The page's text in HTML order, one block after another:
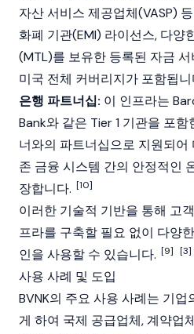
자산 서비스 제공업체(VASP)
화폐 기관(EMI) 라이선스, 다양
(MTL)를 보유한 등록된 자금
미국 전체 커버리지가 포함됩니
은행 파트너십: 이 인프라는
Bank와 같은 Tier 1 기관을 포
너와의 파트너십으로 지원되어
존 금융 시스템 간의 안정적인
장합니다. [10]
이러한 기술적 기반을 통해 고
프라를 구축할 필요 없이 다양
인을 사용할 수 있습니다. [9] [3]
사용 사례 및 도입
BVNK의 주요 사용 사례는 기
게 하여 국제 공급업체, 계약업